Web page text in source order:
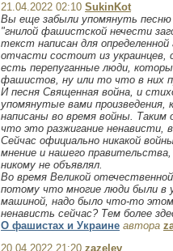
21.04.2022 02:10 SukinKot
Вы еще забыли упомянуть
"гнилой фашистской нечести
текст написан для
отчасти состоит из
есть перепуганные люди,
фашистов, ну или то что в них
И песня Священная война, и
упомянутые вами произведения,
написаны во время войны. Таким
что это разжигание ненависти,
Сейчас официально никакой
мнение и нашего
никому не объявлял.
Во время Великой
потому что многие люди были в
машиной, надо было что-то
ненависть сейчас? Тем более
О фашистах и Украине автора
20.04.2022 21:20 zazelev